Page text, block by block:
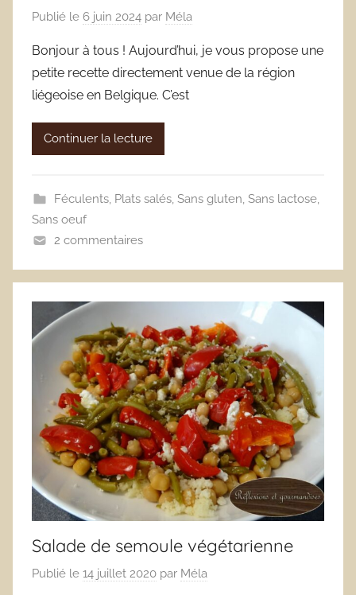
Publié le 6 juin 2024 par Méla
Bonjour à tous ! Aujourd’hui, je vous propose une
petite recette directement venue de la région
liégeoise en Belgique. C’est
Continuer la lecture
Féculents, Plats salés, Sans gluten Sans lactose,
Sans oeuf
2 commentaires
Salade de semoule végétarienne
Publié le 14 juillet 2020 par Méla